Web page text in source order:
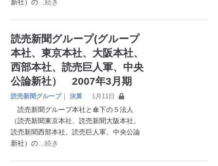
新社）の …続き
読売新聞グループ(グループ
本社、東京本社、大阪本社、
西部本社、読売巨人軍、中央
公論新社） 2007年3月期
読売新聞グループ｜ 決算 1月11日
読売新聞グループ本社と傘下の５法人
（読売新聞東京本社、読売新聞大阪本社、
読売新聞西部本社、読売巨人軍、中央公論
新社）の …続き